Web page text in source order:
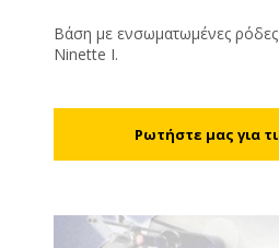
Βάση με ενσωματωμένες ρόδες για την ετικετέζα
Ninette I.